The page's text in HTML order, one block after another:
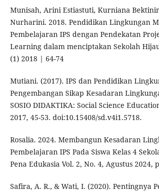
Munisah, Arini Estiastuti, Kurniana
Nurharini. 2018. Pendidikan Lingkungan
Pembelajaran IPS dengan Pendekatan
Learning dalam menciptakan Sekolah
(1) 2018 | 64-74
Mutiani. (2017). IPS dan Pendidikan
Pengembangan Sikap Kesadaran
SOSIO DIDAKTIKA: Social Science
2017, 45-53. doi:10.15408/sd.v4i1.5718.
Rosalia. 2024. Membangun Kesadaran
Pembelajaran IPS Pada Siswa Kelas 4
Pena Edukasia Vol. 2, No. 4, Agustus 2024,
Safira, A. R., & Wati, I. (2020). Pentingnya